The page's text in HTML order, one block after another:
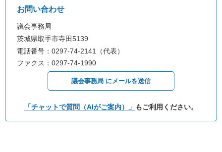
お問い合わせ
議会事務局
茨城県取手市寺田5139
電話番号：0297-74-2141（代表）
ファクス：0297-74-1990
議会事務局 にメールを送信
「チャットで質問（AIがご案内）」 もご利用ください。